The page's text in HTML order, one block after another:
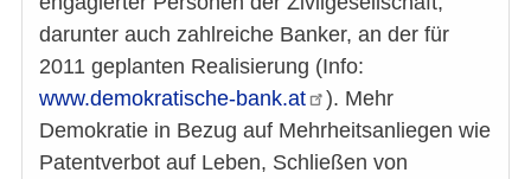
darunter auch zahlreiche Banker, an der für
2011 geplanten Realisierung (Info:
www.demokratische-bank.at
). Mehr
Demokratie in Bezug auf Mehrheitsanliegen wie
Patentverbot auf Leben, Schließen von